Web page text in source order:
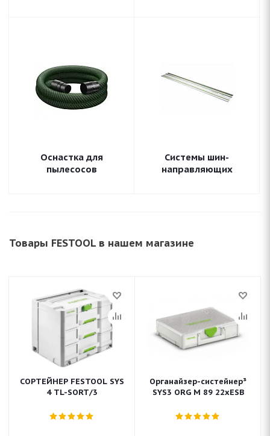
Оснастка для
пылесосов
Системы шин-
направляющих
Товары FESTOOL в нашем магазине
СОРТЕЙНЕР FESTOOL SYS
4 TL-SORT/3
Органайзер-систейнер³
SYS3 ORG M 89 22xESB